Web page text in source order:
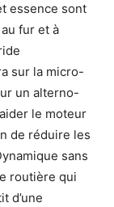
essence sont
fur et à
sur la micro-
un alterno-
le moteur
de réduire les
sans
routière qui
d’une